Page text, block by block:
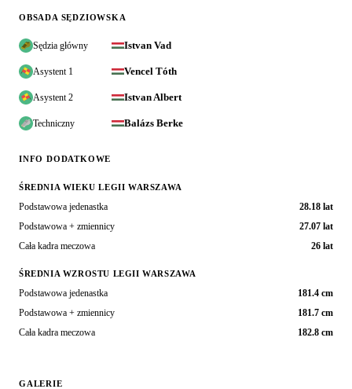
OBSADA SĘDZIOWSKA
Sędzia główny Istvan Vad
Asystent 1 Vencel Tóth
Asystent 2 Istvan Albert
Techniczny Balázs Berke
INFO DODATKOWE
ŚREDNIA WIEKU LEGII WARSZAWA
Podstawowa jedenastka
28.18 lat
Podstawowa + zmiennicy
27.07 lat
Cała kadra meczowa
26 lat
ŚREDNIA WZROSTU LEGII WARSZAWA
Podstawowa jedenastka
181.4 cm
Podstawowa + zmiennicy
181.7 cm
Cała kadra meczowa
182.8 cm
GALERIE